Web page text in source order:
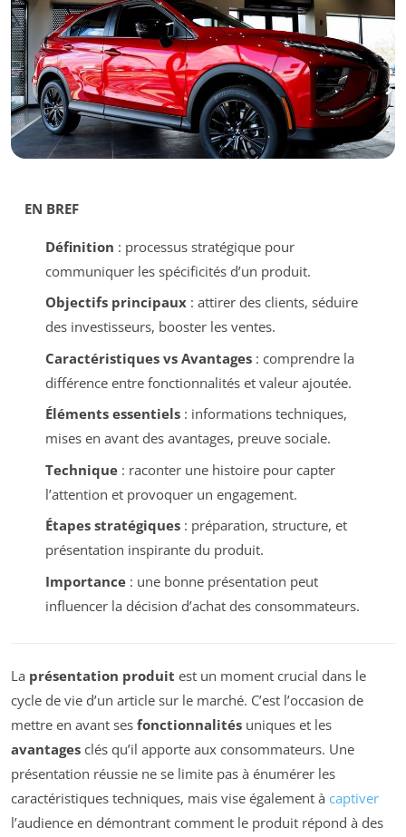
EN BREF
Définition : processus stratégique pour
communiquer les spécificités d’un produit.
Objectifs principaux: attirer des clients, séduire
des investisseurs, booster les ventes.
Caractéristiques vs Avantages: comprendre la
différence entre fonctionnalités et valeur ajoutée.
Éléments essentiels: informations techniques,
mises en avant des avantages, preuve sociale.
Technique: raconter une histoire pour capter
l’attention et provoquer un engagement.
Étapes stratégiques: préparation, structure, et
présentation inspirante du produit.
Importance: une bonne présentation peut
influencer la décision d’achat des consommateurs.
La présentation produit est un moment crucial dans le
cycle de vie d’un article sur le marché. C’est l’occasion de
mettre en avant ses fonctionnalités uniques et les
avantages clés qu’il apporte aux consommateurs. Une
présentation réussie ne se limite pas à énumérer les
caractéristiques techniques, mais vise également à captiver
l’audience en démontrant comment le produit répond à des